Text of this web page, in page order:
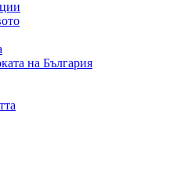
на България